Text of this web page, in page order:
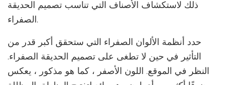
ذلك لاستكشاف الأصناف التي تناسب تصميم الحديقة
الصفراء.
حدد أنظمة الألوان الصفراء التي ستحقق أكبر قدر من
التأثير في حين لا تطغى على تصميم الحديقة الصفراء.
النظر في الموقع. اللون الأصفر ، كما هو مذكور ، يعكس